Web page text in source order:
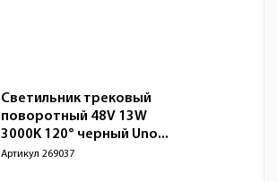
Светильник трековый
поворотный 48V 13W
3000K 120° черный Uno...
Артикул 269037